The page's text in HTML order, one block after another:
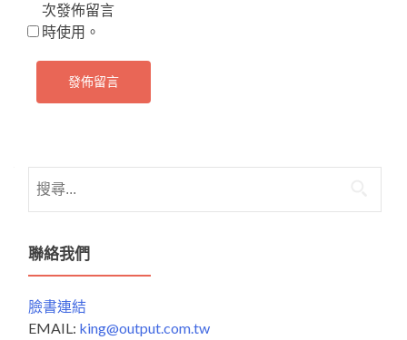
次發佈留言
時使用。
尋
鍵
字:
聯絡我們
臉書連結
EMAIL: king@output.com.tw